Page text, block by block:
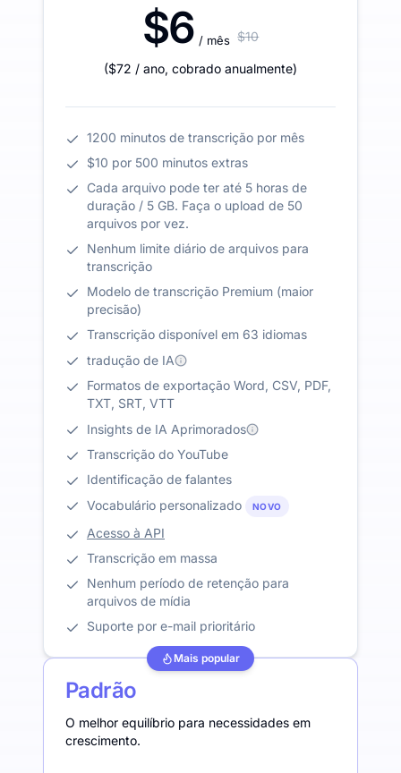
$6 / mês $10
($72 / ano, cobrado anualmente)
1200 minutos de transcrição por mês
$10 por 500 minutos extras
Cada arquivo pode ter até 5 horas de
duração / 5 GB. Faça o upload de 50
arquivos por vez.
Nenhum limite diário de arquivos para
transcrição
Modelo de transcrição Premium (maior
precisão)
Transcrição disponível em 63 idiomas
tradução de IA
Formatos de exportação Word, CSV, PDF,
TXT, SRT, VTT
Insights de IA Aprimorados
Transcrição do YouTube
Identificação de falantes
Vocabulário personalizado
NOVO
Acesso à API
Transcrição em massa
Nenhum período de retenção para
arquivos de mídia
Suporte por e-mail prioritário
Mais popular
Padrão
O melhor equilíbrio para necessidades em
crescimento.